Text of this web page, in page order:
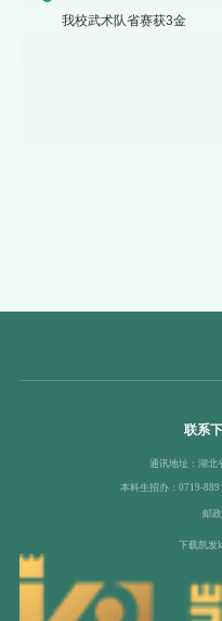
我校武术队省赛获3金
联系
通讯地址：湖北
本科生招办：0719-
邮
下载凯发